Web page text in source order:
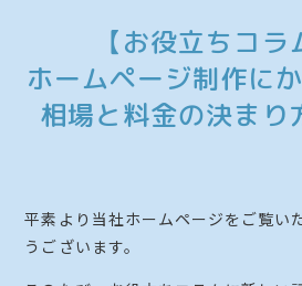
【お役立ちコラ
ホームページ制作に
相場と料金の決まり
平素より当社ホームページをご覧い
うございます。